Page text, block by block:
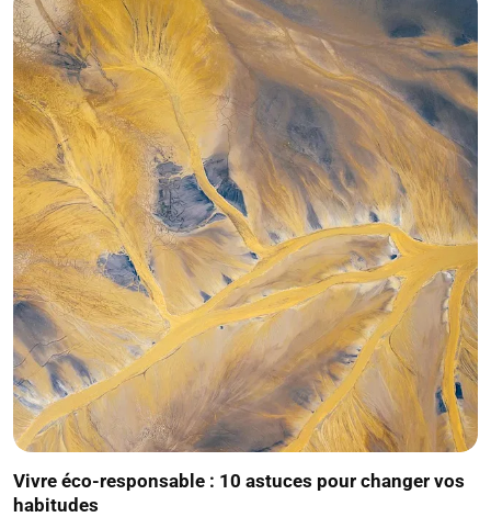
Vivre éco-responsable : 10 astuces pour changer vos
habitudes